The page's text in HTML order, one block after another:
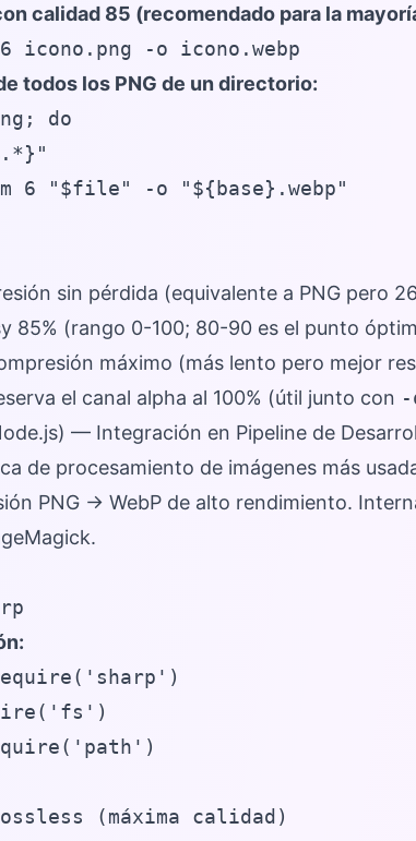
calidad 85 (recomendado para la
icono.png -o icono.webp
todos los PNG de un directorio:
do
6 "$file" -o "${base}.webp"
sin pérdida (equivalente a PNG pero
85% (rango 0-100; 80-90 es el punto
máximo (más lento pero mejor
el canal alpha al 100% (útil junto con -
— Integración en Pipeline de
de procesamiento de imágenes más
PNG → WebP de alto rendimiento.
(máxima calidad)